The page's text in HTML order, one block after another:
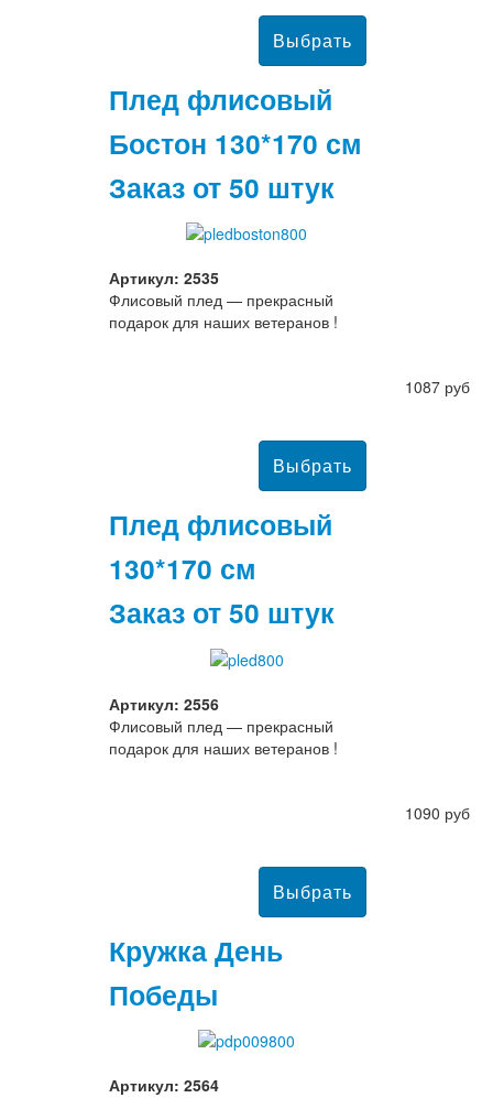
Плед флисовый
Бостон 130*170 см
Заказ от 50 штук
Артикул: 2535
Флисовый плед — прекрасный
подарок для наших ветеранов !
1087 руб
Плед флисовый
130*170 см
Заказ от 50 штук
Артикул: 2556
Флисовый плед — прекрасный
подарок для наших ветеранов !
1090 руб
Кружка День
Победы
Артикул: 2564